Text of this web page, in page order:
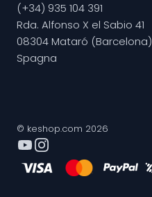
(+34) 935 104 391
Rda. Alfonso X el Sabio 41
08304 Mataró (Barcelona)
Spagna
© keshop.com 2026